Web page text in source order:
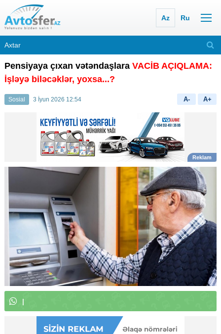
Az Ru
Pensiyaya çıxan vətəndaşlara VACİB AÇIQLAMA:
İşləyə biləcəklər, yoxsa...?
Sosial 3 İyun 2026 12:54 A- A+
W